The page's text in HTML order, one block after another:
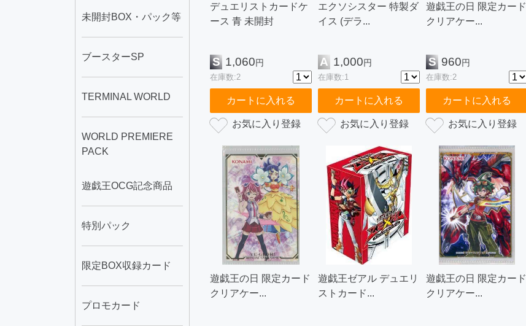
未開封BOX・パック等
ブースターSP
TERMINAL WORLD
WORLD PREMIERE
PACK
遊戯王OCG記念商品
特別パック
限定BOX収録カード
プロモカード
デュエリストカードケ
ース 青 未開封
S 1,060円
在庫数:2
カートに入れる
エクソシスター 特製ダ
イス (デラ...
A 1,000円
在庫数:1
カートに入れる
遊戯王の日 限定カード
クリアケー...
S 960円
在庫数:2
カートに入れる
遊戯王の日 限定カード
クリアケー...
遊戯王ゼアル デュエリ
ストカード...
遊戯王の日 限定カード
クリアケー...